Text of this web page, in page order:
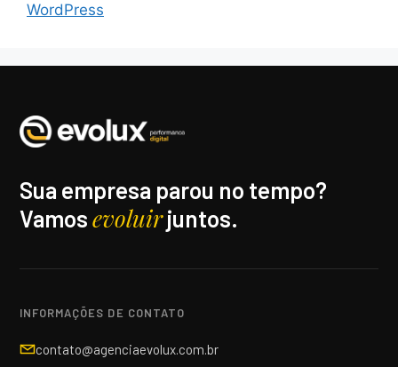
WordPress
Sua empresa parou no tempo?
Vamosevoluirjuntos.
INFORMAÇÕES DE CONTATO
contato@agenciaevolux.com.br